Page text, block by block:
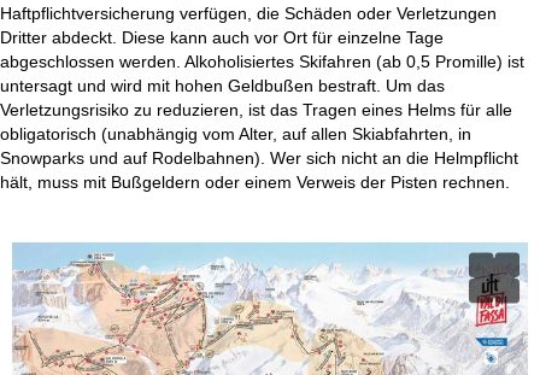
Haftpflichtversicherung verfügen, die Schäden oder Verletzungen
Dritter abdeckt. Diese kann auch vor Ort für einzelne Tage
abgeschlossen werden. Alkoholisiertes Skifahren (ab 0,5 Promille) ist
untersagt und wird mit hohen Geldbußen bestraft. Um das
Verletzungsrisiko zu reduzieren, ist das Tragen eines Helms für alle
obligatorisch (unabhängig vom Alter, auf allen Skiabfahrten, in
Snowparks und auf Rodelbahnen). Wer sich nicht an die Helmpflicht
hält, muss mit Bußgeldern oder einem Verweis der Pisten rechnen.